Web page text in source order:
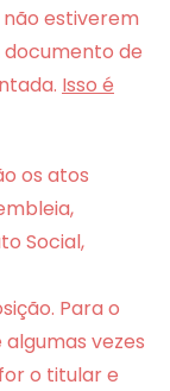
estiverem
documento de
Isso é
os atos
Social,
Para o
vezes
o titular e